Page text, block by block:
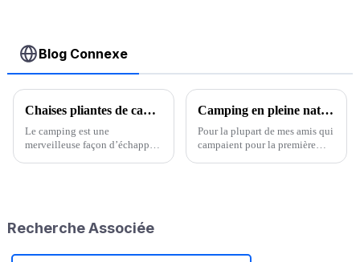
Blog Connexe
Chaises pliantes de camping : le compagnon idéal pour les aventures en plein air
Le camping est une
merveilleuse façon d’échapper
Camping en pleine nature, où la tente devrait-elle être la plus adaptée ?
Pour la plupart de mes amis qui
campaient pour la première
Recherche Associée